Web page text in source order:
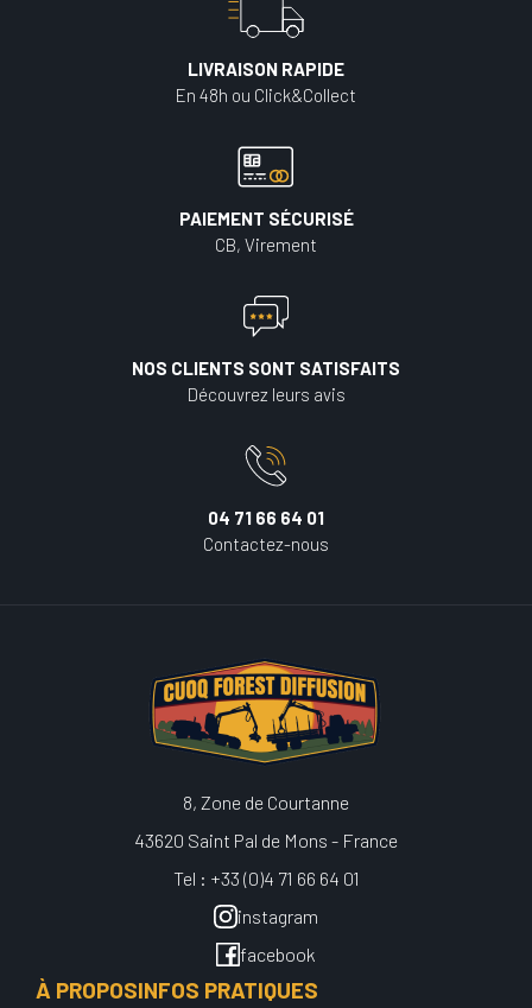
LIVRAISON RAPIDE
En 48h ou Click&Collect
PAIEMENT SÉCURISÉ
CB, Virement
NOS CLIENTS SONT SATISFAITS
Découvrez leurs avis
04 71 66 64 01
Contactez-nous
8, Zone de Courtanne
43620 Saint Pal de Mons - France
Tel : +33 (0)4 71 66 64 01
instagram
facebook
À PROPOSINFOS PRATIQUES